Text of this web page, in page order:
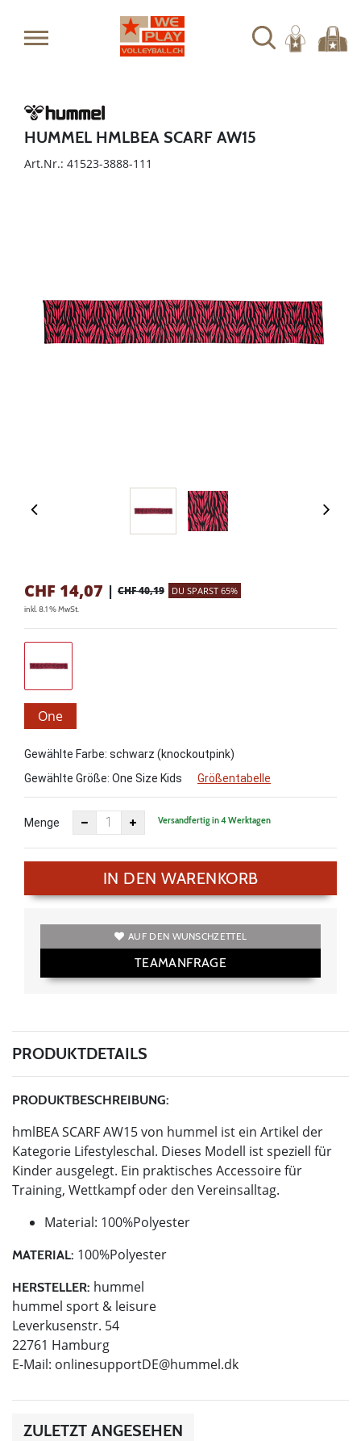
HUMMEL HMLBEA SCARF AW15
Art.Nr.: 41523-3888-111
CHF 14,07 | CHF 40,19 DU SPARST 65%
inkl. 8.1 % MwSt.
One
Kids
Gewählte Farbe: schwarz (knockoutpink)
Gewählte Größe: One Size Kids Größentabelle
Menge Versandfertig in 4 Werktagen
IN DEN WARENKORB
AUF DEN WUNSCHZETTEL
TEAMANFRAGE
PRODUKTDETAILS
PRODUKTBESCHREIBUNG:
hmlBEA SCARF AW15 von hummel ist ein Artikel der
Kategorie Lifestyleschal. Dieses Modell ist speziell für
Kinder ausgelegt. Ein praktisches Accessoire für
Training, Wettkampf oder den Vereinsalltag.
Material: 100%Polyester
MATERIAL: 100%Polyester
HERSTELLER: hummel
hummel sport & leisure
Leverkusenstr. 54
22761 Hamburg
E-Mail: onlinesupportDE@hummel.dk
ZULETZT ANGESEHEN